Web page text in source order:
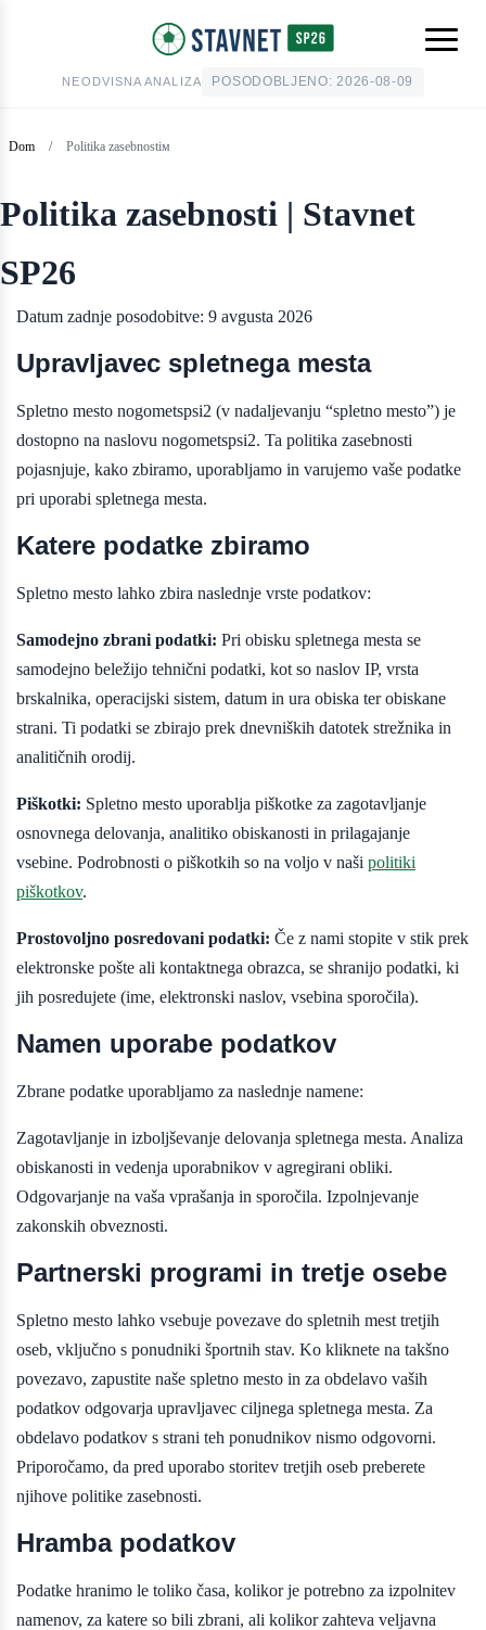
NEODVISNA ANALIZA POSODOBLJENO: 2026-08-09
Dom / Politika zasebnostiм
Politika zasebnosti | Stavnet
SP26
Datum zadnje posodobitve: 9 avgusta 2026
Upravljavec spletnega mesta
Spletno mesto nogometspsi2 (v nadaljevanju “spletno mesto”) je
dostopno na naslovu nogometspsi2. Ta politika zasebnosti
pojasnjuje, kako zbiramo, uporabljamo in varujemo vaše podatke
pri uporabi spletnega mesta.
Katere podatke zbiramo
Spletno mesto lahko zbira naslednje vrste podatkov:
Samodejno zbrani podatki: Pri obisku spletnega mesta se
samodejno beležijo tehnični podatki, kot so naslov IP, vrsta
brskalnika, operacijski sistem, datum in ura obiska ter obiskane
strani. Ti podatki se zbirajo prek dnevniških datotek strežnika in
analitičnih orodij.
Piškotki: Spletno mesto uporablja piškotke za zagotavljanje
osnovnega delovanja, analitiko obiskanosti in prilagajanje
vsebine. Podrobnosti o piškotkih so na voljo v naši politiki
piškotkov.
Prostovoljno posredovani podatki: Če z nami stopite v stik prek
elektronske pošte ali kontaktnega obrazca, se shranijo podatki, ki
jih posredujete (ime, elektronski naslov, vsebina sporočila).
Namen uporabe podatkov
Zbrane podatke uporabljamo za naslednje namene:
Zagotavljanje in izboljševanje delovanja spletnega mesta. Analiza
obiskanosti in vedenja uporabnikov v agregirani obliki.
Odgovarjanje na vaša vprašanja in sporočila. Izpolnjevanje
zakonskih obveznosti.
Partnerski programi in tretje osebe
Spletno mesto lahko vsebuje povezave do spletnih mest tretjih
oseb, vključno s ponudniki športnih stav. Ko kliknete na takšno
povezavo, zapustite naše spletno mesto in za obdelavo vaših
podatkov odgovarja upravljavec ciljnega spletnega mesta. Za
obdelavo podatkov s strani teh ponudnikov nismo odgovorni.
Priporočamo, da pred uporabo storitev tretjih oseb preberete
njihove politike zasebnosti.
Hramba podatkov
Podatke hranimo le toliko časa, kolikor je potrebno za izpolnitev
namenov, za katere so bili zbrani, ali kolikor zahteva veljavna